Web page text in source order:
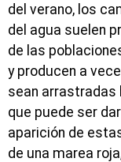
del verano, los
del agua suelen
de las
y producen a
sean arrastradas
que puede ser
aparición de
de una marea